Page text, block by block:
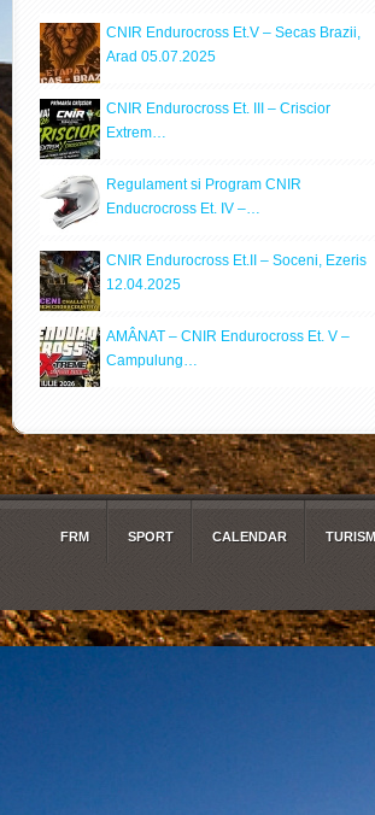
CNIR Endurocross Et.V – Secas Brazii,
Arad 05.07.2025
CNIR Endurocross Et. III – Criscior
Extrem…
Regulament si Program CNIR
Enducrocross Et. IV –…
CNIR Endurocross Et.II – Soceni, Ezeris
12.04.2025
AMÂNAT – CNIR Endurocross Et. V –
Campulung…
FRM SPORT CALENDAR TURISM